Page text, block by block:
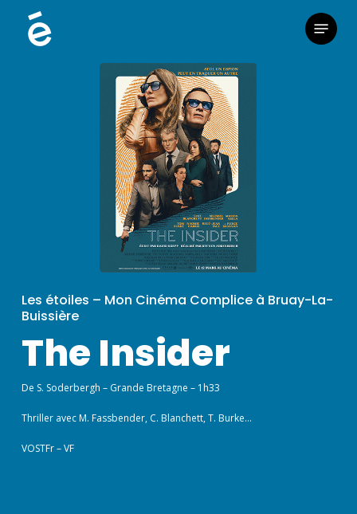
Menu
Les étoiles – Mon Cinéma Complice à Bruay-La-
Buissière
The Insider
De S. Soderbergh – Grande Bretagne – 1h33
Thriller avec M. Fassbender, C. Blanchett, T. Burke…
VOSTFr – VF